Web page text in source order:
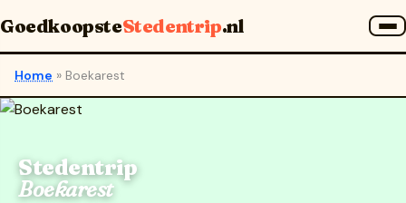
GoedkoopsteStedentrip.nl
Home » Boekarest
Stedentrip
Boekarest